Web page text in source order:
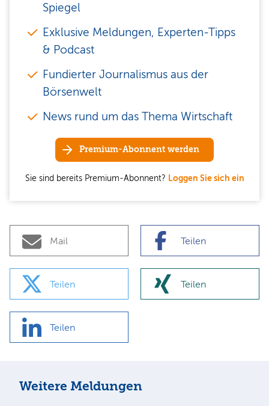
Spiegel
Exklusive Meldungen, Experten-Tipps
& Podcast
Fundierter Journalismus aus der
Börsenwelt
News rund um das Thema Wirtschaft
Premium-Abonnent werden
Sie sind bereits Premium-Abonnent? Loggen Sie sich ein
Mail Teilen
Teilen Teilen
Teilen
Weitere Meldungen